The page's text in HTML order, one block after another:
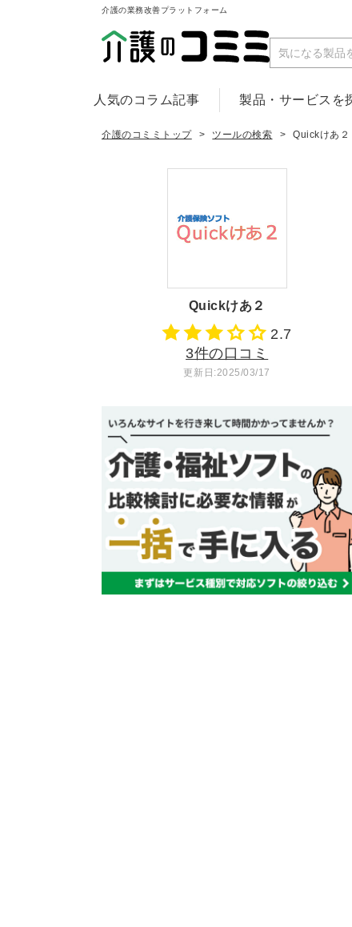
介護の業務改善プラットフォーム
人気のコラム記事 製品・サービスを
介護のコミミトップ ツールの検索 Quickけあ２
Quickけあ２
2.7
3件の口コミ
更新日:2025/03/17